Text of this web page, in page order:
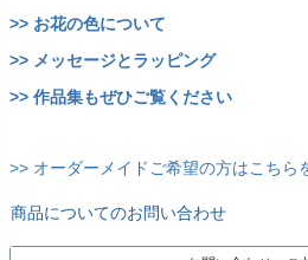
>> お花の色について
>> メッセージとラッピング
>> 作品集もぜひご覧ください
>> オーダーメイドご希望の方はこちら
商品についてのお問い合わせ